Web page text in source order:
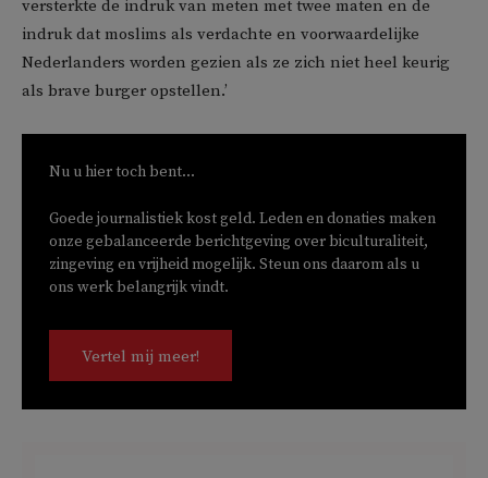
versterkte de indruk van meten met twee maten en de
indruk dat moslims als verdachte en voorwaardelijke
Nederlanders worden gezien als ze zich niet heel keurig
als brave burger opstellen.’
Nu u hier toch bent...
Goede journalistiek kost geld. Leden en donaties maken
onze gebalanceerde berichtgeving over biculturaliteit,
zingeving en vrijheid mogelijk. Steun ons daarom als u
ons werk belangrijk vindt.
Vertel mij meer!